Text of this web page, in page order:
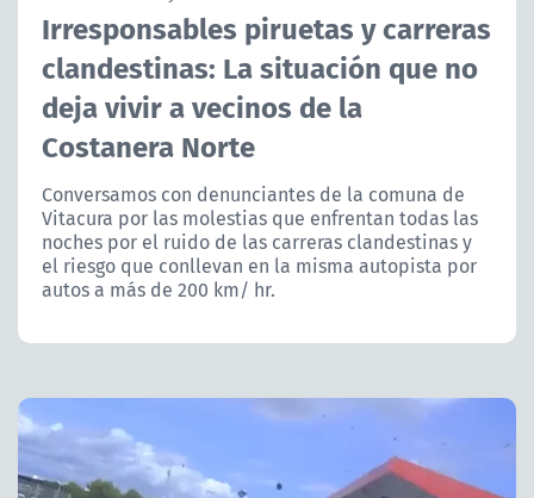
ACTUALIDAD Y TENDENCIAS
CORPORATIVO Y TRANSPARENCIA
ÁREA DE PROYECTOS
Irresponsables piruetas y carreras
clandestinas: La situación que no
deja vivir a vecinos de la
Costanera Norte
Conversamos con denunciantes de la comuna de
Vitacura por las molestias que enfrentan todas las
noches por el ruido de las carreras clandestinas y
el riesgo que conllevan en la misma autopista por
autos a más de 200 km/ hr.